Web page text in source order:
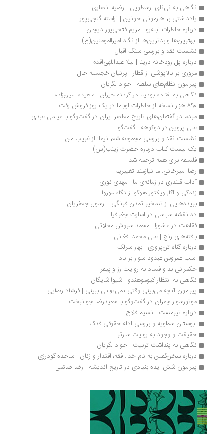
نگاهی به نی‌نای ارسطویی | رضیه انصاری
یادداشتی بر هارمونی خونین | آراسته گنجی‌پور
درباره خاطرات آبله‌رو | مریم فتحی‌پور دیچان
بهترین‌ها و بدترین‌ها از نگاه امیرالمومنین(ع)
نشست نقد و بررسی سنگ اقبال
درباره پل رودخانه‌ درینا | لیلا عبداللهی‌اقدم
مروری بر بالاپوشی از قطار | پرنیان خجسته حال
پیرامون نظام‌های سلطه | جواد لگزیان
نگاهی به افتاده بودیم در گردنه حیران | سعیده امین‌زاده
مردم در گفتمان‌های تاریخ معاصر ایران در گفت‌وگو با عیسی عبدی
علی پروین در دوکوهه | گفت‌گو
نشست نقد و بررسی مجموعه شعر نیما: از غریب من
یک لیست کتاب درباره حضرت زینب(س)
فلسفه برای همه ترجمه شد
رضا امیرخانی: ما نیازمند تغییریم
آداب قلندری در زمانه‌ی ما | مهدی نوری
زندگی و آثار ویکتور هوگو از نگاه موروا
بریده‌هایی از تسخیر تمدن فرنگی |  رسول جعفریان
ده نقشه سیاسی در اسارت جغرافیا
فقاهت در عاشورا | محمد سروش محلاتی
بافته‌های رنج | علی محمد افغانی
درباره گناه تن‌پروری | بهار سرلک
اسب عمروبن عبدود سوار بر باد
حکمرانی بد و فساد به روایت رز و پیفر
نگاهی به انتظار کیوموهندو | شیوا شایگان
پیرامون آنچه می‌بینی وقتی نمی‌توانی ببینی | فرشاد رضایی
موتورسوار چمران در گفت‌وگو با حمیدرضا جوانبخت
درباره تیرمَست | نسیم فلاح
بوستان سماویه و بررسی ادله حقوقی فدک
حقیقت و وجود به روایت سارتر
نگاهی به پنداشت تربیت | جواد لگزیان
درباره سخن‌گفتن به نام خدا: فقه، اقتدار و زنان | ساجده گودرزی
پیرامون شش ایده بنیادی در تاریخ اندیشه | رضا صائمی